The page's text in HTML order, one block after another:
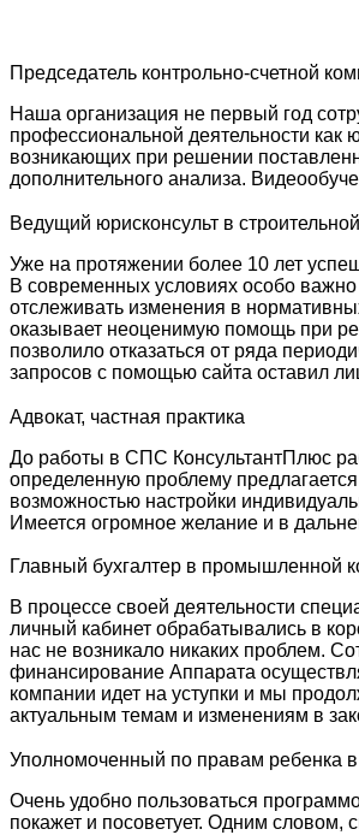
Председатель контрольно-счетной
Наша организация не первый год
профессиональной деятельности как
возникающих при решении
дополнительного анализа.
Ведущий юрисконсульт в
Уже на протяжении более 10 лет
В современных условиях особо
отслеживать изменения в
оказывает неоценимую помощь при
позволило отказаться от ряда
запросов с помощью сайта оставил
Адвокат, частная практика
До работы в СПС КонсультантПлюс
определенную проблему
возможностью настройки
Имеется огромное желание и в
Главный бухгалтер в промышленной
В процессе своей деятельности
личный кабинет обрабатывались в
нас не возникало никаких проблем.
финансирование Аппарата
компании идет на уступки и мы
актуальным темам и изменениям в
Уполномоченный по правам ребенка
Очень удобно пользоваться
покажет и посоветует. Одним словом,